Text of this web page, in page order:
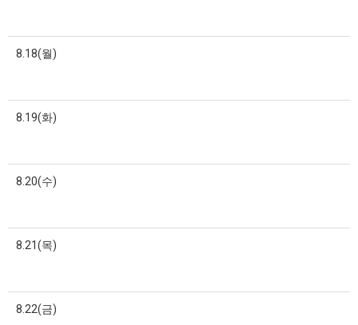
8.18(월)
8.19(화)
8.20(수)
8.21(목)
8.22(금)